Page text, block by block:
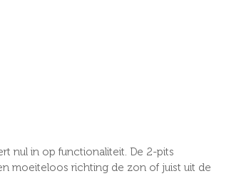
nul in op functionaliteit. De 2-pits
moeiteloos richting de zon of juist uit de